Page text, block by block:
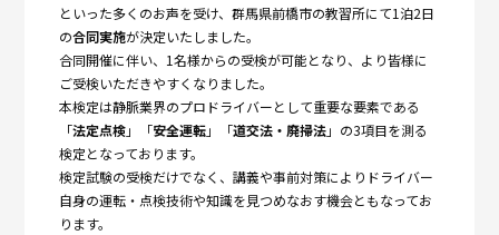
といった多くのお声を受け、群馬県前橋市の教習所にて1泊2日
の合同実施が決定いたしました。
合同開催に伴い、1名様からの受検が可能となり、 より皆様に
ご受検いただきやすくなりました。
本検定は静脈業界のプロドライバーとして重要な要素である
「法定点検」「安全運転」「道交法・廃掃法」 の3項目を測る
検定となっております。
検定試験の受検だけでなく、 講義や事前対策によりドライバー
自身の運転・ 点検技術や知識を見つめなおす機会ともなってお
ります。